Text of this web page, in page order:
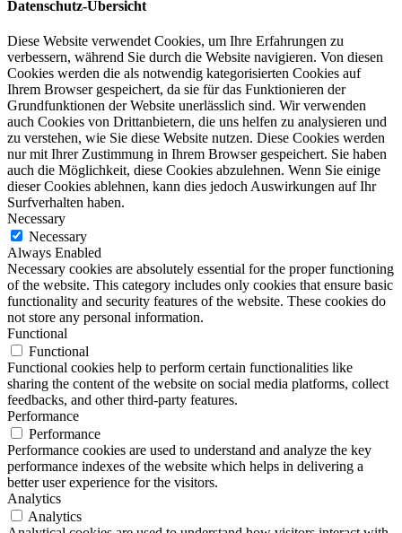
Datenschutz-Übersicht
Diese Website verwendet Cookies, um Ihre Erfahrungen zu
verbessern, während Sie durch die Website navigieren. Von diesen
Cookies werden die als notwendig kategorisierten Cookies auf
Ihrem Browser gespeichert, da sie für das Funktionieren der
Grundfunktionen der Website unerlässlich sind. Wir verwenden
auch Cookies von Drittanbietern, die uns helfen zu analysieren und
zu verstehen, wie Sie diese Website nutzen. Diese Cookies werden
nur mit Ihrer Zustimmung in Ihrem Browser gespeichert. Sie haben
auch die Möglichkeit, diese Cookies abzulehnen. Wenn Sie einige
dieser Cookies ablehnen, kann dies jedoch Auswirkungen auf Ihr
Surfverhalten haben.
Necessary
Necessary
Always Enabled
Necessary cookies are absolutely essential for the proper functioning
of the website. This category includes only cookies that ensure basic
functionality and security features of the website. These cookies do
not store any personal information.
Functional
Functional
Functional cookies help to perform certain functionalities like
sharing the content of the website on social media platforms, collect
feedbacks, and other third-party features.
Performance
Performance
Performance cookies are used to understand and analyze the key
performance indexes of the website which helps in delivering a
better user experience for the visitors.
Analytics
Analytics